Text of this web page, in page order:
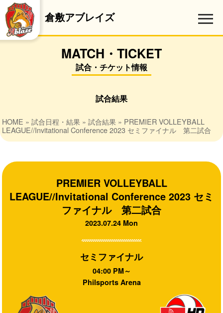
倉敷アブレイズ
MATCH・TICKET
試合・チケット情報
試合結果
HOME »試合日程・結果 »試合結果 » PREMIER VOLLEYBALL
LEAGUE//Invitational Conference 2023 セミファイナル 第二試合
PREMIER VOLLEYBALL
LEAGUE//Invitational Conference 2023 セミ
ファイナル 第二試合
2023.07.24 Mon
セミファイナル
04:00 PM～
Philsports Arena